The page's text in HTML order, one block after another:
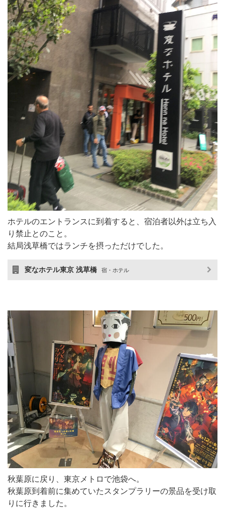
ホテルのエントランスに到着すると、宿泊者以外は立ち入
り禁止とのこと。
結局浅草橋ではランチを摂っただけでした。
変なホテル東京 浅草橋 宿・ホテル
秋葉原に戻り、東京メトロで池袋へ。
秋葉原到着前に集めていたスタンプラリーの景品を受け取
りに行きました。